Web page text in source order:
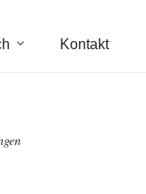
Kontakt